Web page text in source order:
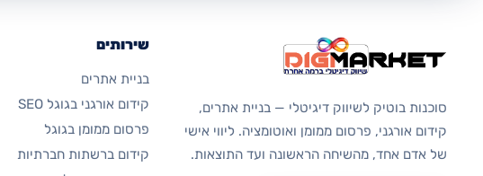
סוכנות בוטיק לשיווק דיגיטלי — בניית אתרים,
קידום אורגני, פרסום ממומן ואוטומציה. ליווי אישי
של אדם אחד, מהשיחה הראשונה ועד התוצאות.
שירותים
בניית אתרים
קידום אורגני בגוגל SEO
פרסום ממומן בגוגל
קידום ברשתות חברתיות